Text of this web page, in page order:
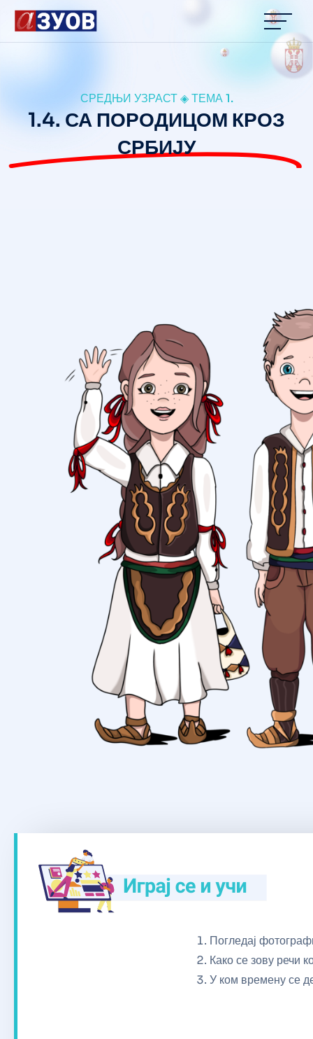
content
СРЕДЊИ УЗРАСТ ◈ ТЕМА 1.
1.4. СА ПОРОДИЦОМ КРОЗ
СРБИЈУ
Погледај
Како се зову речи
У ком времену се